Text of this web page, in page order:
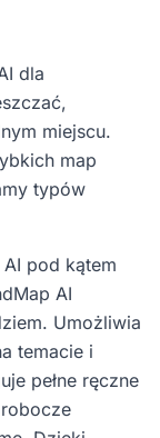
dla
miejscu.
map
typów
pod kątem
AI
Umożliwia
temacie i
pełne ręczne